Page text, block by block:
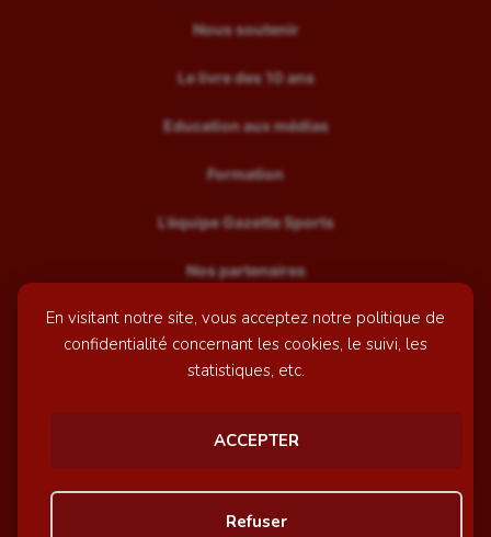
En visitant notre site, vous acceptez notre politique de
confidentialité concernant les cookies, le suivi, les
statistiques, etc.
ACCEPTER
Refuser
Nous soutenir
Le livre des 10 ans
Education aux médias
Formation
L’équipe Gazette Sports
Nos partenaires
Recrutement
Mentions légales
© GazetteSports - 2026 | Site internet réalisé par
Awelty